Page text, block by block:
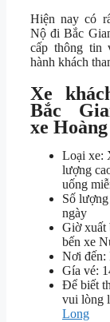
Hiện nay có
Nộ đi Bắc
cấp thông tin
hành khách
Xe
Bắc
xe
Loại xe:
lượng
uống
Số
ngày
Giờ xuất
bến xe
Nơi đến:
Gía vé:
Để biết
vui lòng
Long